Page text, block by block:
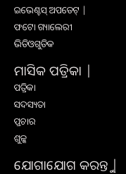
ଇଭେଣ୍ଟସ୍ ଅପଡେଟ୍ |
ଫଟୋ ଗ୍ୟାଲେରୀ
ଭିଡିଓଗୁଡିକ
ମାସିକ ପତ୍ରିକା |
ପତ୍ରିକା
ସଦସ୍ୟତା
ପ୍ରଚାର
ଶୁଳ୍କ
ଯୋଗାଯୋଗ କରନ୍ତୁ |